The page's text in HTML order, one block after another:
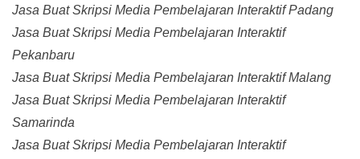
Jasa Buat Skripsi Media Pembelajaran Interaktif Padang
Jasa Buat Skripsi Media Pembelajaran Interaktif
Pekanbaru
Jasa Buat Skripsi Media Pembelajaran Interaktif Malang
Jasa Buat Skripsi Media Pembelajaran Interaktif
Samarinda
Jasa Buat Skripsi Media Pembelajaran Interaktif